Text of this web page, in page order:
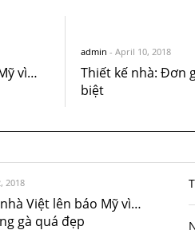
vì…
admin - April 10, 2018
Thiết kế nhà: Đơn
biệt
2018
Việt lên báo Mỹ vì…
gà quá đẹp